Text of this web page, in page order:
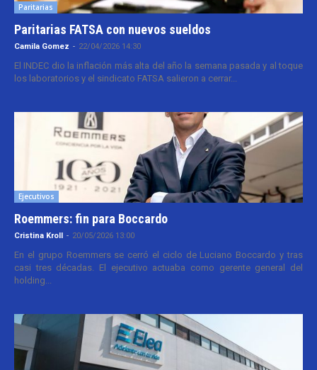
Paritarias
Paritarias FATSA con nuevos sueldos
Camila Gomez - 22/04/2026 14:30
El INDEC dio la inflación más alta del año la semana pasada y al toque
los laboratorios y el sindicato FATSA salieron a cerrar...
Ejecutivos
Roemmers: fin para Boccardo
Cristina Kroll - 20/05/2026 13:00
En el grupo Roemmers se cerró el ciclo de Luciano Boccardo y tras
casi tres décadas. El ejecutivo actuaba como gerente general del
holding...